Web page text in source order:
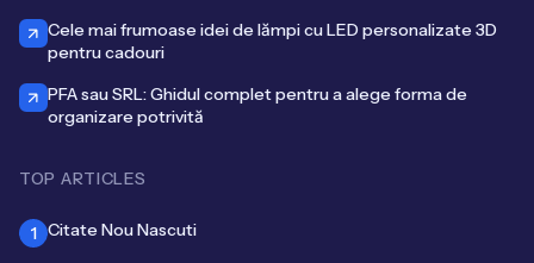
Cele mai frumoase idei de lămpi cu LED personalizate 3D
pentru cadouri
PFA sau SRL: Ghidul complet pentru a alege forma de
organizare potrivită
TOP ARTICLES
1 Citate Nou Nascuti